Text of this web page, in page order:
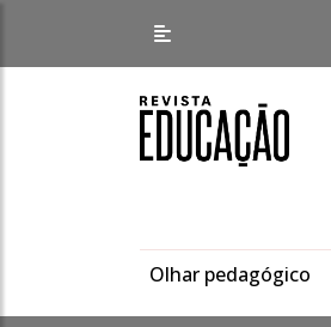
Olhar pedagógico